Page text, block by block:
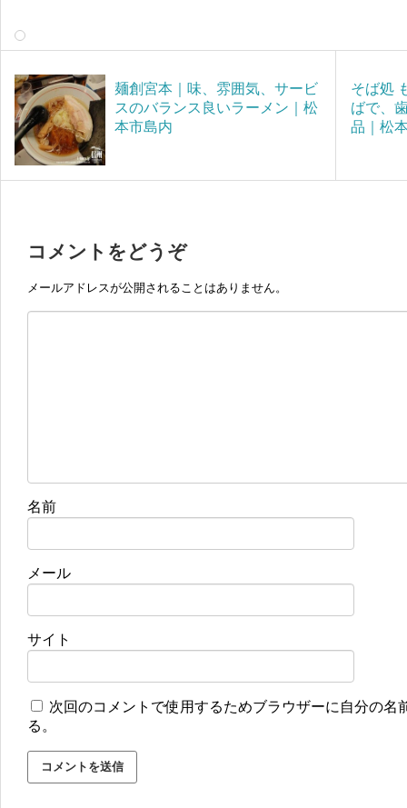
麺創宮本｜味、雰囲気、サービ
スのバランス良いラーメン｜松
本市島内
そば処
ばで、
品｜松
コメントをどうぞ
メールアドレスが公開されることはありません。
名前
メール
サイト
次回のコメントで使用するためブラウザーに自分の名
る。